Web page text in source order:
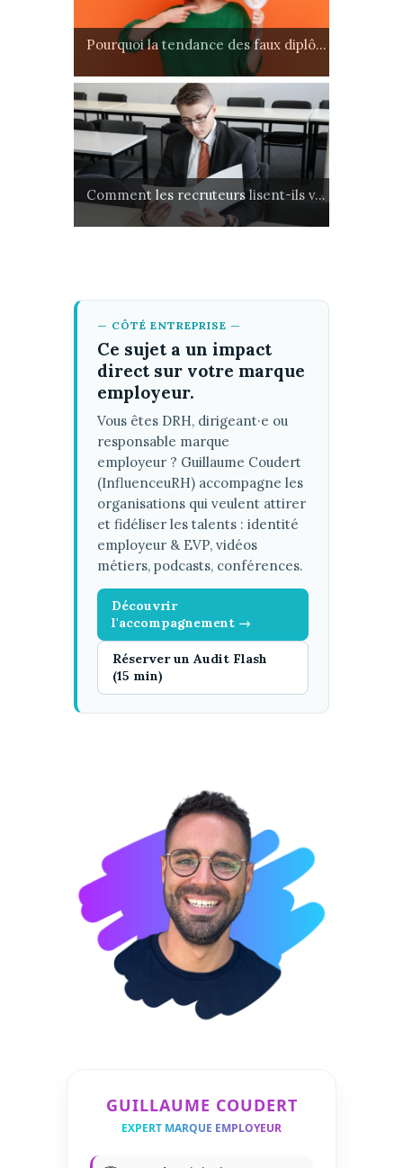
Pourquoi la tendance des faux diplô...
Comment les recruteurs lisent-ils v...
— CÔTÉ ENTREPRISE —
Ce sujet a un impact
direct sur votre marque
employeur.
Vous êtes DRH, dirigeant·e ou
responsable marque
employeur ? Guillaume Coudert
(InfluenceuRH) accompagne les
organisations qui veulent attirer
et fidéliser les talents : identité
employeur & EVP, vidéos
métiers, podcasts, conférences.
Découvrir
l'accompagnement →
Réserver un Audit Flash
(15 min)
GUILLAUME COUDERT
EXPERT MARQUE EMPLOYEUR